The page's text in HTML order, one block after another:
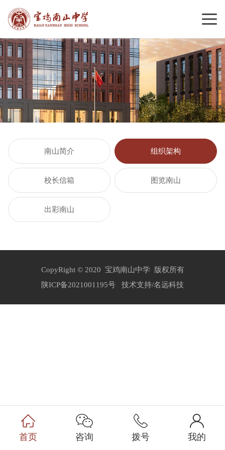
南山简介 组织架构
校长信箱 图览南山
出彩南山
CopyRight © 2020 宝鸡南山中学 版权所有
陕ICP备2021001195号
技术支持/名远科技
首页 咨询 拨号 我的